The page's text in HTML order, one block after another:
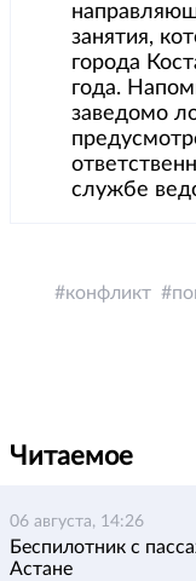
занятия,
города
года.
заведомо
службе
конфликт
Читаемое
06 августа, 14:26
Беспилотник с
Астане